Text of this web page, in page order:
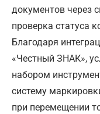
документов через
проверка статуса
Благодаря
«Честный ЗНАК»,
набором
систему
при перемещении